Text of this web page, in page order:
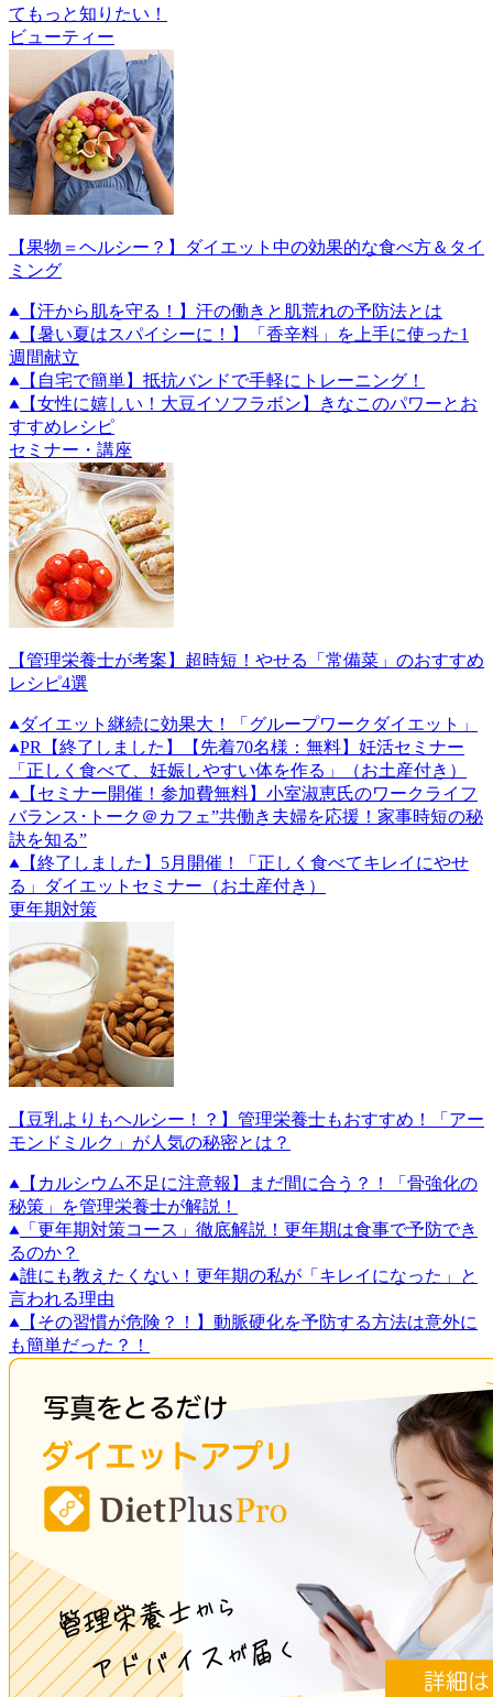
てもっと知りたい！
ビューティー
【果物＝ヘルシー？】ダイエット中の効果的な食べ方＆タイ
ミング
【汗から肌を守る！】汗の働きと肌荒れの予防法とは
【暑い夏はスパイシーに！】「香辛料」を上手に使った1
週間献立
【自宅で簡単】抵抗バンドで手軽にトレーニング！
【女性に嬉しい！大豆イソフラボン】きなこのパワーとお
すすめレシピ
セミナー・講座
【管理栄養士が考案】超時短！やせる「常備菜」のおすすめ
レシピ4選
ダイエット継続に効果大！「グループワークダイエット」
PR
【終了しました】【先着70名様：無料】妊活セミナー
「正しく食べて、妊娠しやすい体を作る」（お土産付き）
【セミナー開催！参加費無料】小室淑恵氏のワークライフ
バランス･トーク＠カフェ”共働き夫婦を応援！家事時短の秘
訣を知る”
【終了しました】5月開催！「正しく食べてキレイにやせ
る」ダイエットセミナー（お土産付き）
更年期対策
【豆乳よりもヘルシー！？】管理栄養士もおすすめ！「アー
モンドミルク」が人気の秘密とは？
【カルシウム不足に注意報】まだ間に合う？！「骨強化の
秘策」を管理栄養士が解説！
「更年期対策コース」徹底解説！更年期は食事で予防でき
るのか？
誰にも教えたくない！更年期の私が「キレイになった」と
言われる理由
【その習慣が危険？！】動脈硬化を予防する方法は意外に
も簡単だった？！